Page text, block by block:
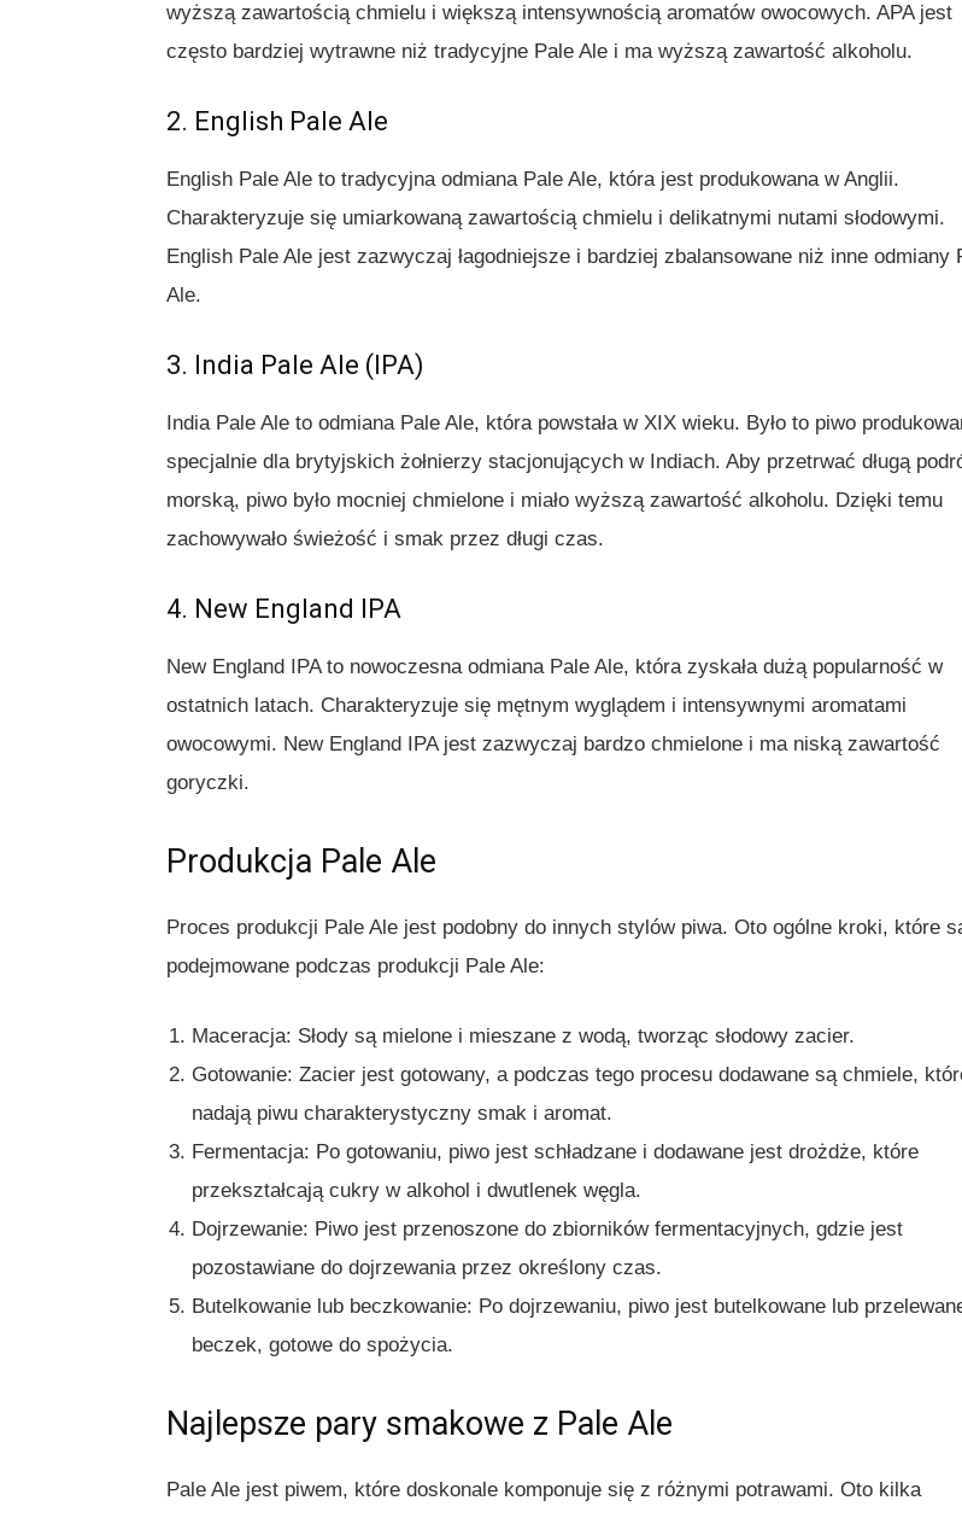
wyższą zawartością chmielu i większą intensywnością aromatów owocowych. APA jest
często bardziej wytrawne niż tradycyjne Pale Ale i ma wyższą zawartość alkoholu.
2. English Pale Ale
English Pale Ale to tradycyjna odmiana Pale Ale, która jest produkowana w Anglii.
Charakteryzuje się umiarkowaną zawartością chmielu i delikatnymi nutami słodowymi.
English Pale Ale jest zazwyczaj łagodniejsze i bardziej zbalansowane niż inne odmiany
Ale.
3. India Pale Ale (IPA)
India Pale Ale to odmiana Pale Ale, która powstała w XIX wieku. Było to piwo
specjalnie dla brytyjskich żołnierzy stacjonujących w Indiach. Aby przetrwać długą
morską, piwo było mocniej chmielone i miało wyższą zawartość alkoholu. Dzięki temu
zachowywało świeżość i smak przez długi czas.
4. New England IPA
New England IPA to nowoczesna odmiana Pale Ale, która zyskała dużą popularność w
ostatnich latach. Charakteryzuje się mętnym wyglądem i intensywnymi aromatami
owocowymi. New England IPA jest zazwyczaj bardzo chmielone i ma niską zawartość
goryczki.
Produkcja Pale Ale
Proces produkcji Pale Ale jest podobny do innych stylów piwa. Oto ogólne kroki, które
podejmowane podczas produkcji Pale Ale:
Maceracja: Słody są mielone i mieszane z wodą, tworząc słodowy zacier.
Gotowanie: Zacier jest gotowany, a podczas tego procesu dodawane są chmiele,
nadają piwu charakterystyczny smak i aromat.
Fermentacja: Po gotowaniu, piwo jest schładzane i dodawane jest drożdże, które
przekształcają cukry w alkohol i dwutlenek węgla.
Dojrzewanie: Piwo jest przenoszone do zbiorników fermentacyjnych, gdzie jest
pozostawiane do dojrzewania przez określony czas.
Butelkowanie lub beczkowanie: Po dojrzewaniu, piwo jest butelkowane lub
beczek, gotowe do spożycia.
Najlepsze pary smakowe z Pale Ale
Pale Ale jest piwem, które doskonale komponuje się z różnymi potrawami. Oto kilka